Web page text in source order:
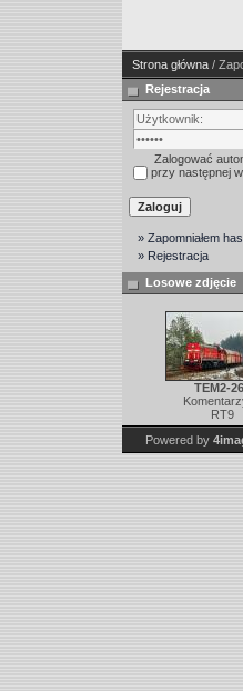
Strona główna /
Rejestracja
Zalogować
przy następnej
» Zapomniałem
» Rejestracja
Losowe zdjęcie
TEM2-
RT9
Powered by